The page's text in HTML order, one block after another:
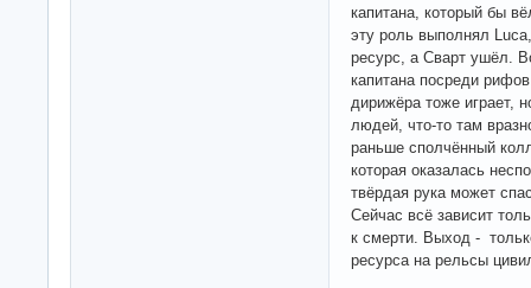
капитана, который бы
эту роль выполнял
ресурс, а Сварт ушёл.
капитана посреди
дирижёра тоже играет,
людей, что-то там
раньше сполчённый
которая оказалась
твёрдая рука может
Сейчас всё зависит
к смерти. Выход -
ресурса на рельсы